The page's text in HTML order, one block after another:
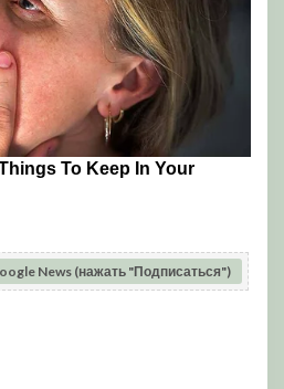
News (нажать "Подписаться")